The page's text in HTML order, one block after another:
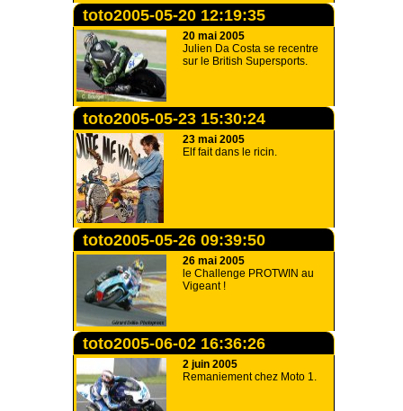
toto2005-05-20 12:19:35
20 mai 2005
Julien Da Costa se recentre
sur le British Supersports.
toto2005-05-23 15:30:24
23 mai 2005
Elf fait dans le ricin.
toto2005-05-26 09:39:50
26 mai 2005
le Challenge PROTWIN au
Vigeant !
toto2005-06-02 16:36:26
2 juin 2005
Remaniement chez Moto 1.